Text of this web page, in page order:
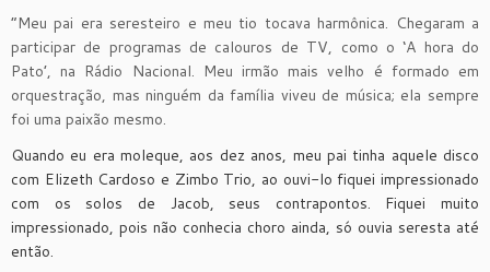
“Meu pai era seresteiro e meu tio tocava harmônica. Chegaram a
participar de programas de calouros de TV, como o ‘A hora do
Pato’, na Rádio Nacional. Meu irmão mais velho é formado em
orquestração, mas ninguém da família viveu de música; ela sempre
foi uma paixão mesmo.
Quando eu era moleque, aos dez anos, meu pai tinha aquele disco
com Elizeth Cardoso e Zimbo Trio, ao ouvi-lo fiquei impressionado
com os solos de Jacob, seus contrapontos. Fiquei muito
impressionado, pois não conhecia choro ainda, só ouvia seresta até
então.